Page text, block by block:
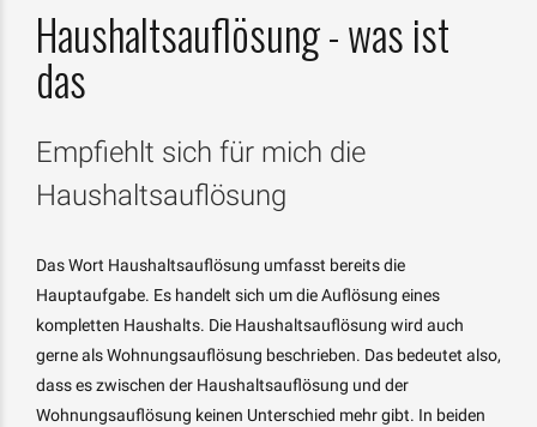
Haushaltsauflösung - was ist
das
Empfiehlt sich für mich die
Haushaltsauflösung
Das Wort Haushaltsauflösung umfasst bereits die
Hauptaufgabe. Es handelt sich um die Auflösung eines
kompletten Haushalts. Die Haushaltsauflösung wird auch
gerne als Wohnungsauflösung beschrieben. Das bedeutet also,
dass es zwischen der Haushaltsauflösung und der
Wohnungsauflösung keinen Unterschied mehr gibt. In beiden